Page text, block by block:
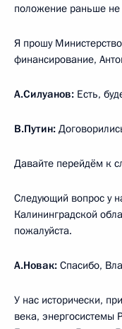
положение раньше
Я прошу
финансирование,
А.Силуанов: Есть,
В.Путин:
Давайте перейдём к
Следующий вопрос у
Калининградской
пожалуйста.
А.Новак: Спасибо,
У нас исторически,
века, энергосистемы